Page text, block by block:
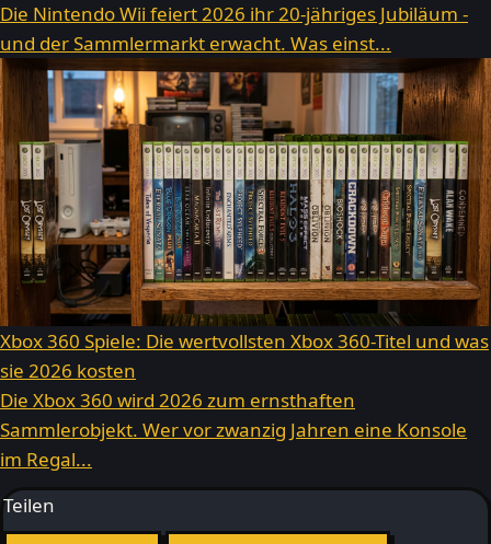
Die Nintendo Wii feiert 2026 ihr 20-jähriges Jubiläum -
und der Sammlermarkt erwacht. Was einst...
Xbox 360 Spiele: Die wertvollsten Xbox 360-Titel und was
sie 2026 kosten
Die Xbox 360 wird 2026 zum ernsthaften
Sammlerobjekt. Wer vor zwanzig Jahren eine Konsole
im Regal...
Teilen